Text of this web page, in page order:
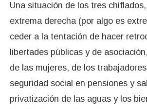
Una situación de los tres
extrema derecha (por algo es
ceder a la tentación de hacer
libertades públicas y de
de las mujeres, de los
seguridad social en pensiones y
privatización de las aguas y los